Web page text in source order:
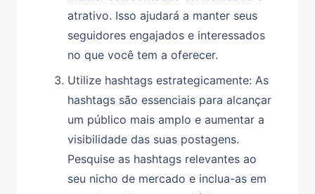
atrativo. Isso ajudará a manter seus
seguidores engajados e interessados
no que você tem a oferecer.
Utilize hashtags estrategicamente: As
hashtags são essenciais para alcançar
um público mais amplo e aumentar a
visibilidade das suas postagens.
Pesquise as hashtags relevantes ao
seu nicho de mercado e inclua-as em